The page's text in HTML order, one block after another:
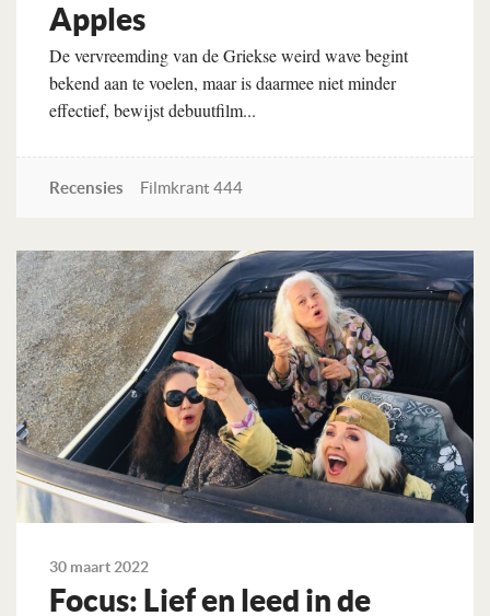
Apples
De vervreemding van de Griekse weird wave begint
bekend aan te voelen, maar is daarmee niet minder
effectief, bewijst debuutfilm...
Recensies Filmkrant 444
Lees verder
30 maart 2022
Focus: Lief en leed in de